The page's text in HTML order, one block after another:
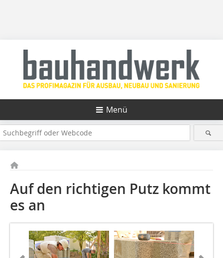
Menü
Auf den richtigen Putz kommt
es an